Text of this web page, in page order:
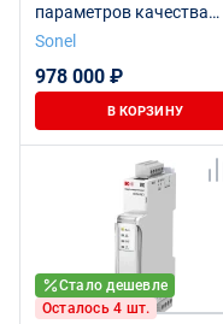
параметров качества
электрической энергии
Sonel
978 000 ₽
В КОРЗИНУ
Стало дешевле
Осталось 4 шт.